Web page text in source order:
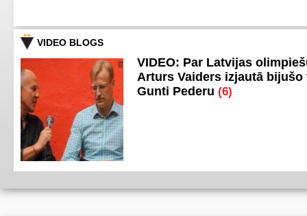
VIDEO BLOGS
VIDEO: Par Latvijas
Arturs Vaiders izjautā bijušo
Gunti Pederu (6)